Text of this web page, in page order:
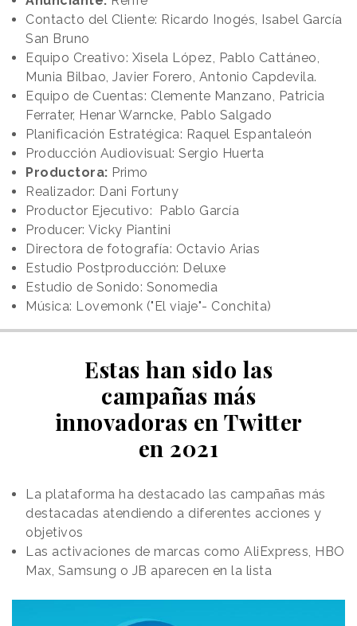
Contacto del Cliente: Ricardo Inogés, Isabel García
San Bruno
Equipo Creativo: Xisela López, Pablo Cattáneo,
Munia Bilbao, Javier Forero, Antonio Capdevila.
Equipo de Cuentas: Clemente Manzano, Patricia
Ferrater, Henar Warncke, Pablo Salgado
Planificación Estratégica: Raquel Espantaleón
Producción Audiovisual: Sergio Huerta
Productora: Primo
Realizador: Dani Fortuny
Productor Ejecutivo: Pablo García
Producer: Vicky Piantini
Directora de fotografía: Octavio Arias
Estudio Postproducción: Deluxe
Estudio de Sonido: Sonomedia
Música: Lovemonk ("El viaje"- Conchita)
Estas han sido las
campañas más
innovadoras en Twitter
en 2021
La plataforma ha destacado las campañas más
destacadas atendiendo a diferentes acciones y
objetivos
Las activaciones de marcas como AliExpress, HBO
Max, Samsung o JB aparecen en la lista